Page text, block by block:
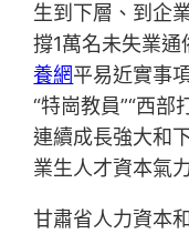
生到下層、到企
撐1萬名未失業
養網平易近實事
“特崗教員”“西部
連續成長強大和
業生人才資本氣
甘肅省人力資本